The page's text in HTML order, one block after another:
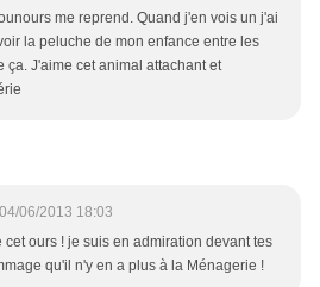
me reprend. Quand j'en vois un j'ai
la peluche de mon enfance entre les
ça. J'aime cet animal attachant et
04/06/2013 18:03
cet ours ! je suis en admiration devant tes
qu'il n'y en a plus à la Ménagerie !